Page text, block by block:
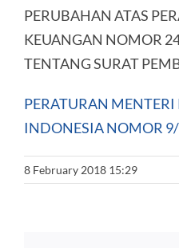
PERUBAHAN ATAS
KEUANGAN NOMOR
TENTANG SURAT
PERATURAN
INDONESIA NOMOR
8 February 2018 15:29